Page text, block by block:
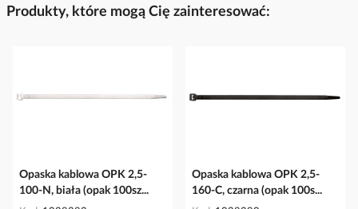
Produkty, które mogą Cię zainteresować:
Opaska kablowa OPK 2,5-
100-N, biała (opak 100sz...
Opaska kablowa OPK 2,5-
160-C, czarna (opak 100s...